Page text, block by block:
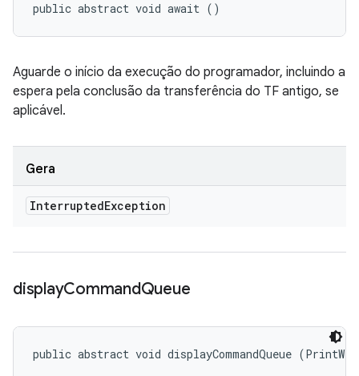
public abstract void await ()
Aguarde o início da execução do programador, incluindo a
espera pela conclusão da transferência do TF antigo, se
aplicável.
Gera
InterruptedException
displayCommandQueue
public abstract void displayCommandQueue